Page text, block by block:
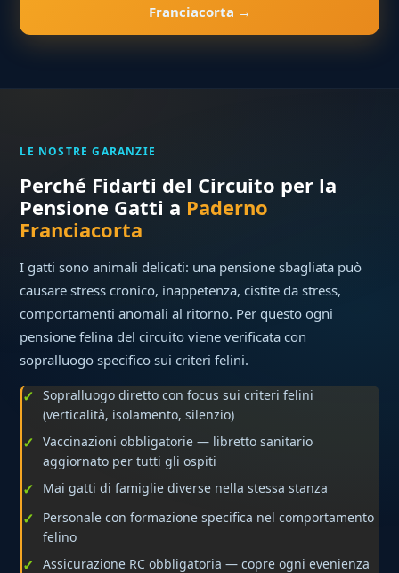
Franciacorta →
LE NOSTRE GARANZIE
Perché Fidarti del Circuito per la
Pensione Gatti a Paderno
Franciacorta
I gatti sono animali delicati: una pensione sbagliata può
causare stress cronico, inappetenza, cistite da stress,
comportamenti anomali al ritorno. Per questo ogni
pensione felina del circuito viene verificata con
sopralluogo specifico sui criteri felini.
Sopralluogo diretto con focus sui criteri felini
(verticalità, isolamento, silenzio)
Vaccinazioni obbligatorie — libretto sanitario
aggiornato per tutti gli ospiti
Mai gatti di famiglie diverse nella stessa stanza
Personale con formazione specifica nel comportamento
felino
Assicurazione RC obbligatoria — copre ogni evenienza